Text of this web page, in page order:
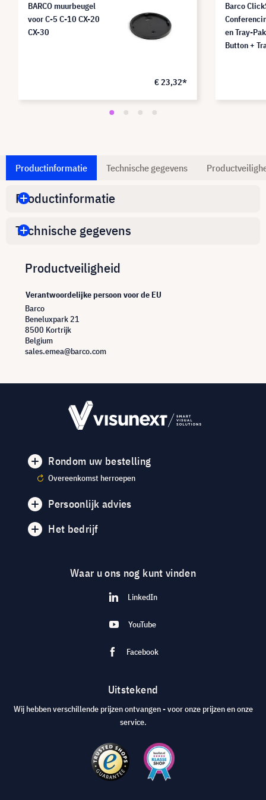
BARCO muurbeugel
voor C-5 C-10 CX-20
CX-30
€ 23,32*
Barco
en Tray-
Button +
Productinformatie Technische gegevens
Productinformatie
Technische gegevens
Productveiligheid
Verantwoordelijke persoon voor de EU
Barco
Beneluxpark 21
8500 Kortrijk
Belgium
sales.emea@barco.com
Rondom uw bestelling
Overeenkomst herroepen
Persoonlijk advies
Het bedrijf
Waar u ons nog kunt vinden
LinkedIn
YouTube
Facebook
Uitstekend
Wij hebben verschillende prijzen ontvangen - voor onze prijzen en onze
service.